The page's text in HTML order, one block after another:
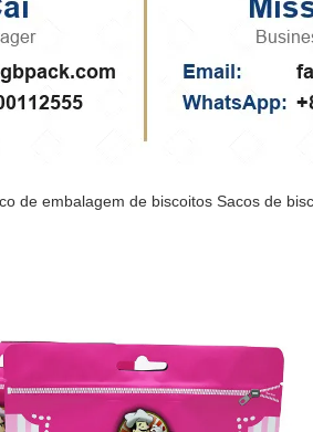
de embalagem de biscoitos Sacos de